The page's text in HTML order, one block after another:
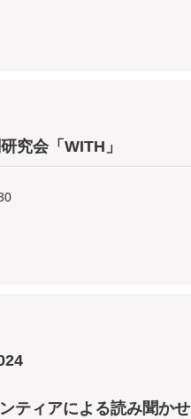
究会「WITH」
ティアによる読み聞かせ